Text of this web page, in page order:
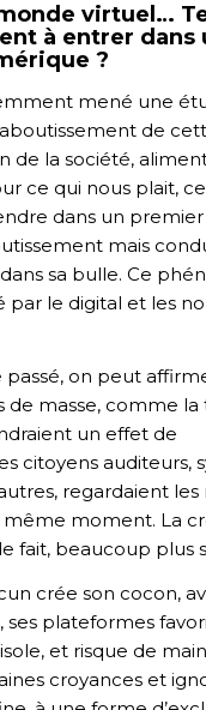
virtuel…
à entrer dans
?
mené une
de
de la société,
ce qui nous plait,
dans un
mais
sa bulle. Ce
par le digital et les
passé, on peut
de masse, comme la
un effet de
citoyens auditeurs,
regardaient
moment. La
fait, beaucoup plus
crée son cocon,
ses plateformes
et risque de
croyances et